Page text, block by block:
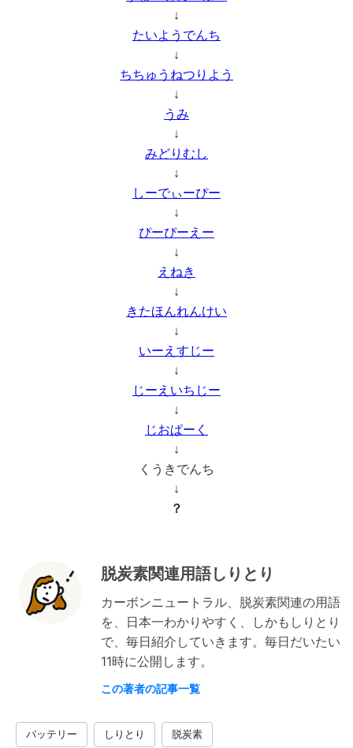
↓
たいようでんち
↓
ちちゅうねつりよう
↓
うみ
↓
みどりむし
↓
しーでぃーぴー
↓
ぴーぴーえー
↓
えねき
↓
きたほんれんけい
↓
いーえすじー
↓
じーえいちじー
↓
じおぱーく
↓
くうきでんち
↓
？
脱炭素関連用語しりとり
カーボンニュートラル、脱炭素関連の用語
を、日本一わかりやすく、しかもしりとり
で、毎日紹介していきます。毎日だいたい
11時に公開します。
この著者の記事一覧
バッテリー しりとり 脱炭素